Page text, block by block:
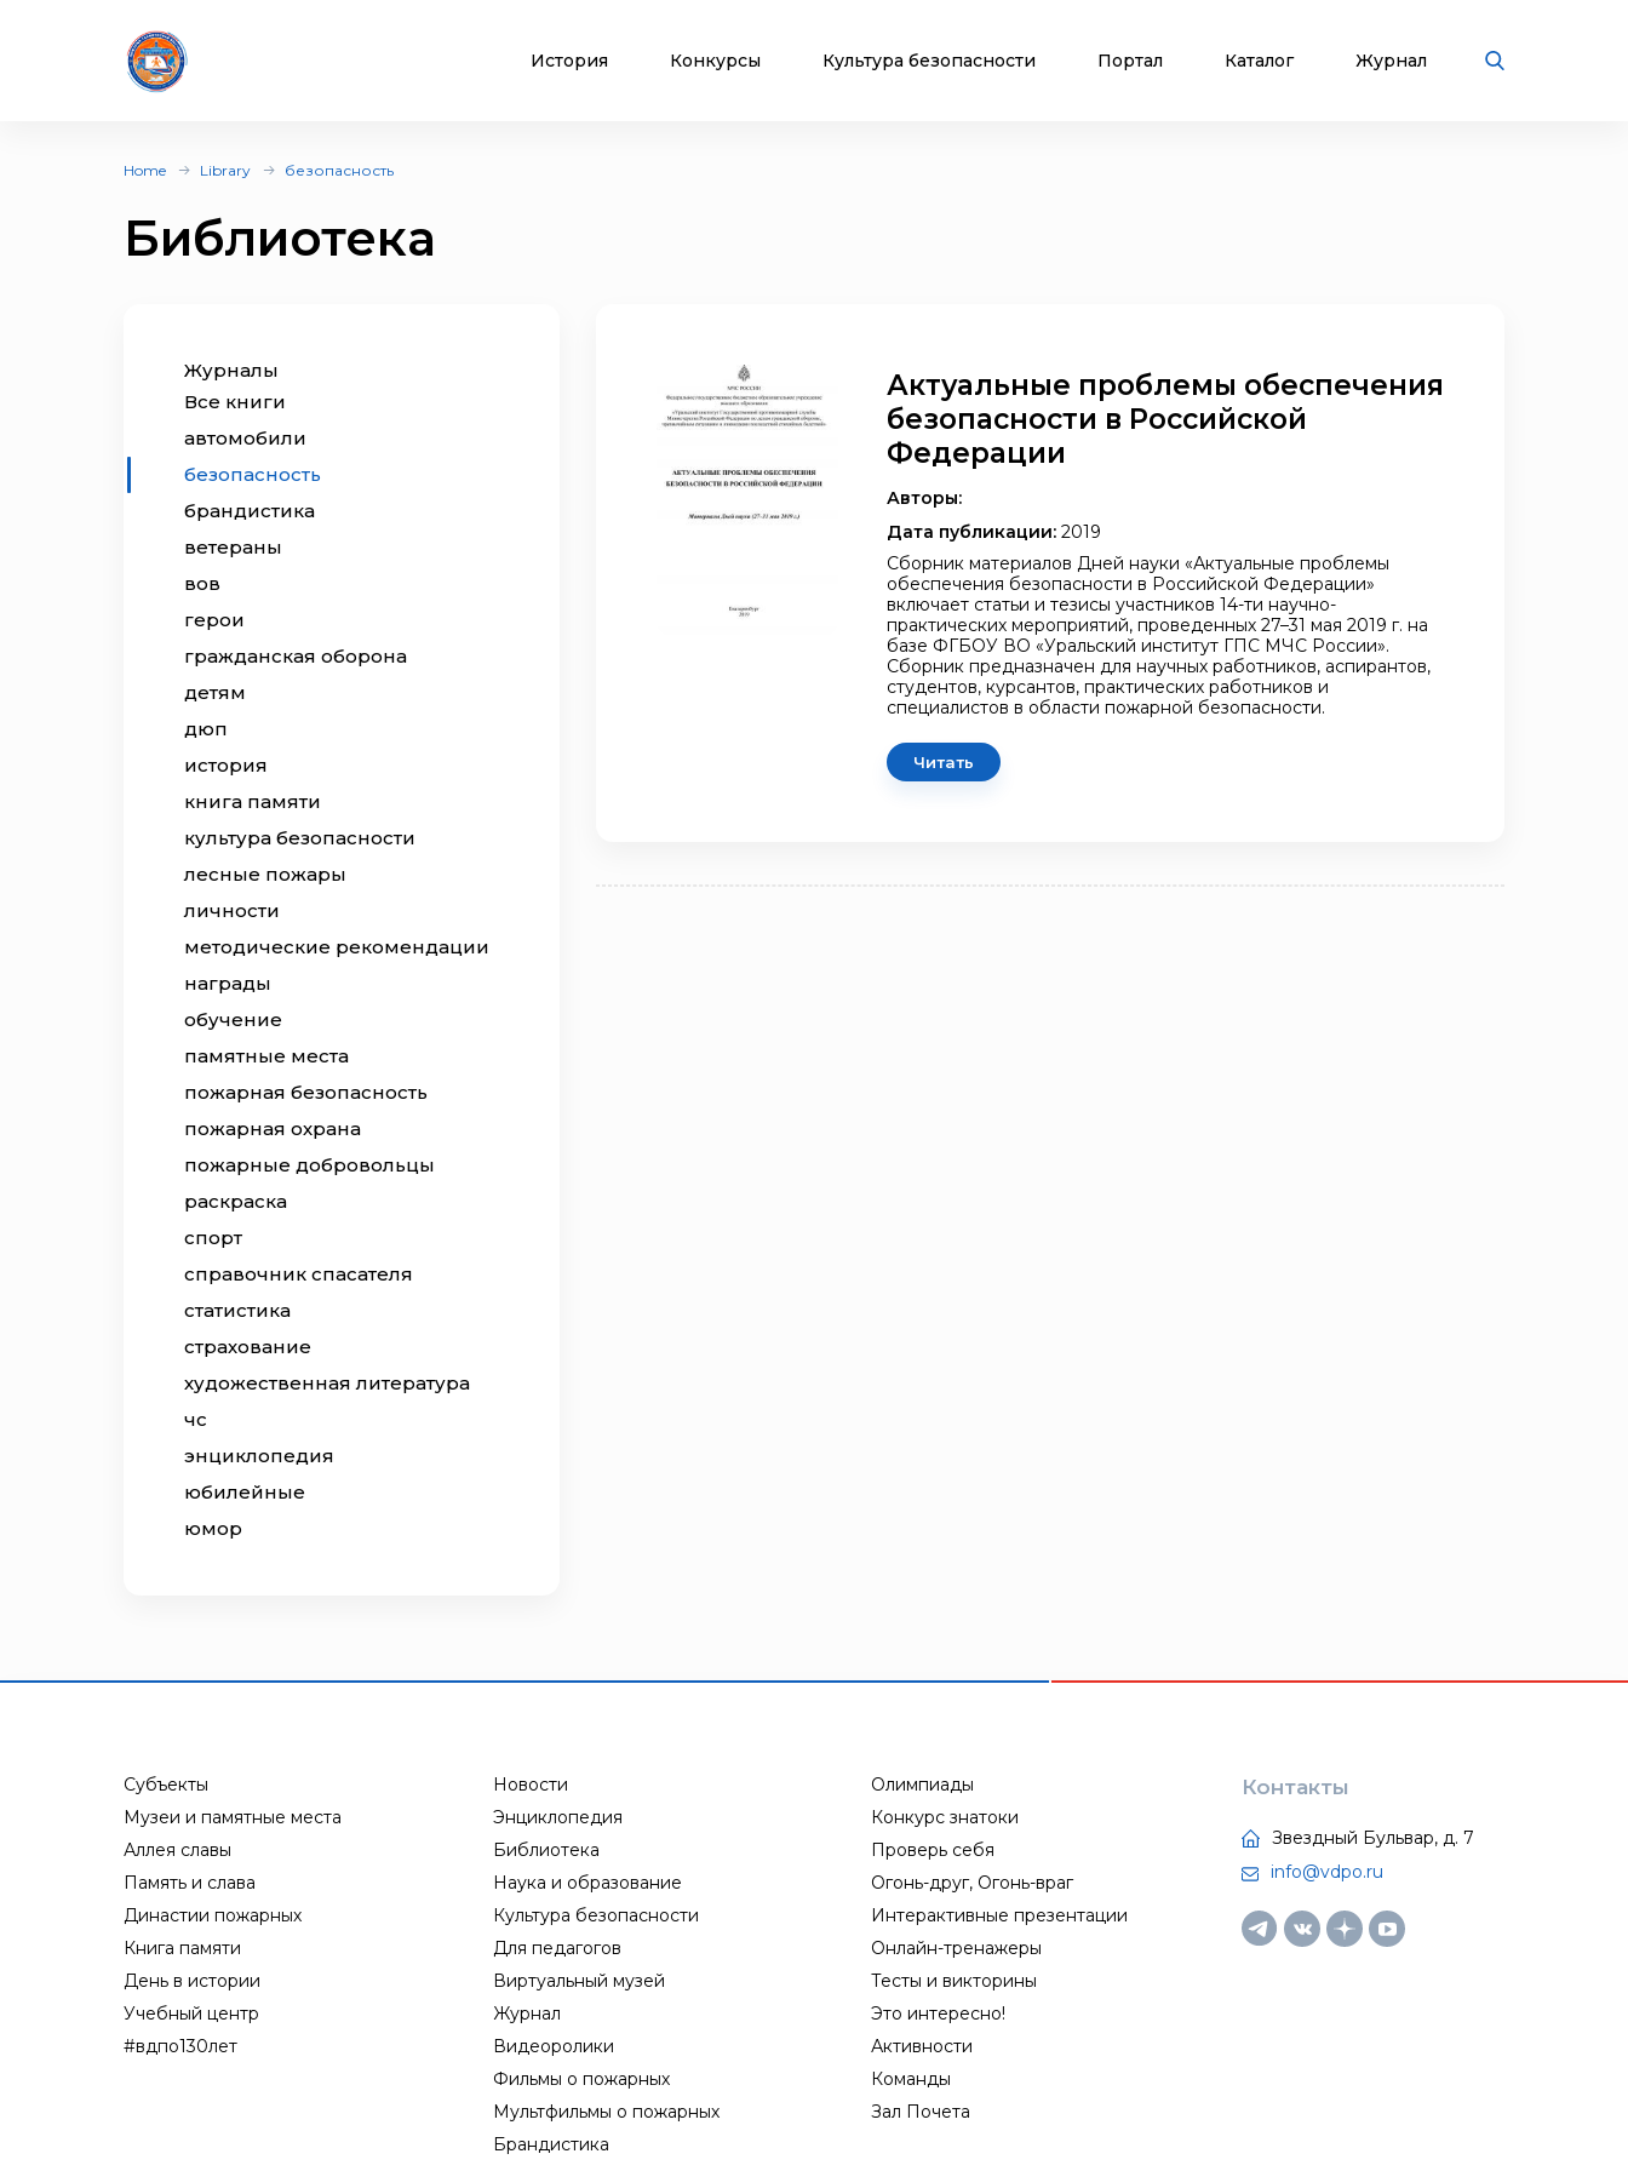
История Конкурсы Культура безопасности Портал Каталог Журнал
Home Library безопасность
Библиотека
Журналы
Все книги
автомобили
безопасность
брандистика
ветераны
вов
герои
гражданская оборона
детям
дюп
история
книга памяти
культура безопасности
лесные пожары
личности
методические рекомендации
награды
обучение
памятные места
пожарная безопасность
пожарная охрана
пожарные добровольцы
раскраска
спорт
справочник спасателя
статистика
страхование
художественная литература
чс
энциклопедия
юбилейные
юмор
Актуальные проблемы обеспечения
безопасности в Российской
Федерации
Авторы:
Дата публикации: 2019
Сборник материалов Дней науки «Актуальные проблемы
обеспечения безопасности в Российской Федерации»
включает статьи и тезисы участников 14-ти научно-
практических мероприятий, проведенных 27–31 мая 2019 г. на
базе ФГБОУ ВО «Уральский институт ГПС МЧС России».
Сборник предназначен для научных работников, аспирантов,
студентов, курсантов, практических работников и
специалистов в области пожарной безопасности.
Читать
Субъекты
Музеи и памятные места
Аллея славы
Память и слава
Династии пожарных
Книга памяти
День в истории
Учебный центр
#вдпо130лет
Новости
Энциклопедия
Библиотека
Наука и образование
Культура безопасности
Для педагогов
Виртуальный музей
Журнал
Видеоролики
Фильмы о пожарных
Мультфильмы о пожарных
Брандистика
Олимпиады
Конкурс знатоки
Проверь себя
Огонь-друг, Огонь-враг
Интерактивные презентации
Онлайн-тренажеры
Тесты и викторины
Это интересно!
Активности
Команды
Зал Почета
Контакты
Звездный Бульвар, д. 7
info@vdpo.ru